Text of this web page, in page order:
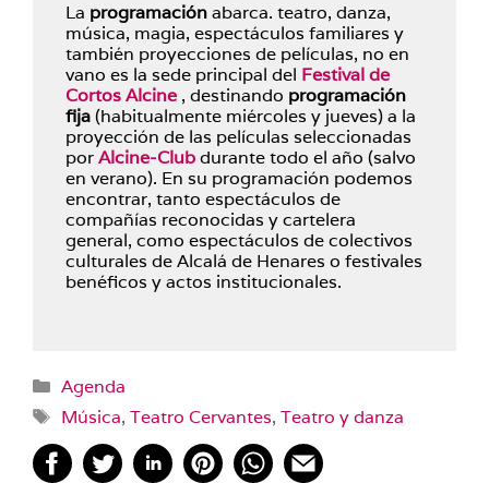
La programaciónabarca. teatro, danza,
música, magia, espectáculos familiares y
también proyecciones de películas, no en
vano es la sede principal del Festival de
Cortos Alcine , destinando programación
fija(habitualmente miércoles y jueves) a la
proyección de las películas seleccionadas
porAlcine-Clubdurante todo el año (salvo
en verano). En su programación podemos
encontrar, tanto espectáculos de
compañías reconocidas y cartelera
general, como espectáculos de colectivos
culturales de Alcalá de Henares o festivales
benéficos y actos institucionales.
Categorías
Agenda
Etiquetas
Música, Teatro Cervantes, Teatro y danza